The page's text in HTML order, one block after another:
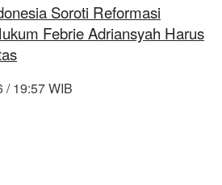
Soroti Reformasi
Febrie Adriansyah Harus
/ 19:57 WIB